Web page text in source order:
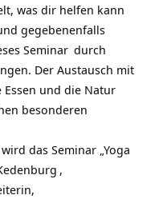
was dir helfen kann
gegebenenfalls
Seminar durch
Der Austausch mit
und die Natur
besonderen
das Seminar „ Yoga
,